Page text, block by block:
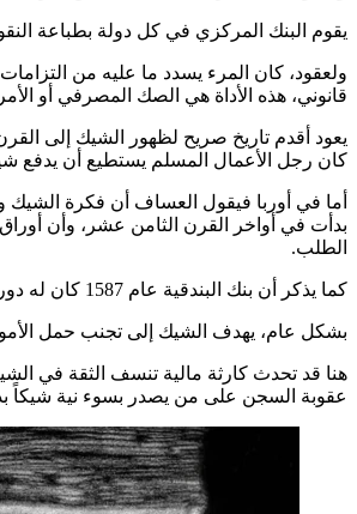
يقوم البنك المركزي في كل دولة بطباعة
ولعقود، كان المرء يسدد ما عليه من
قانوني، هذه الأداة هي الصك المصرفي أو
يعود أقدم تاريخ صريح لظهور الشيك إلى
كان رجل الأعمال المسلم يستطيع أن يدفع
أما في أوربا فيقول العساف أن فكرة الشيك
بدأت في أواخر القرن الثامن عشر، وأن أوراق
الطلب.
كما يذكر أن بنك البندقية عام 1587 كان له دور ريادي في هذا النمط من الصرف، بما يُظهر انتقال الفكرة إلى أوروبا في سياق الممارسات المصرفية الإيطالية ثم الأوروبية الأوسع.
بشكل عام، يهدف الشيك إلى تجنب حمل
هنا قد تحدث كارثة مالية تنسف الثقة في
عقوبة السجن على من يصدر بسوء نية